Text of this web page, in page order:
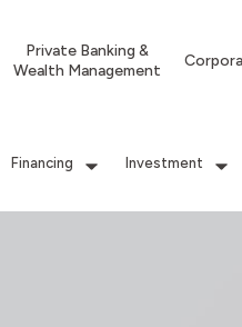
Private Banking &
Wealth Management
Financing Investment